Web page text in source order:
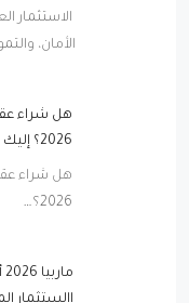
الاستثمار
الأمان،
هل شراء
2026؟ إليك ما تغير
هل شراء
2026؟…
االستثمار